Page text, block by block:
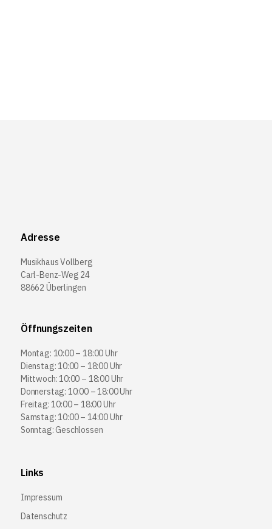
Adresse
Musikhaus Vollberg
Carl-Benz-Weg 24
88662 Überlingen
Öffnungszeiten
Montag: 10:00 – 18:00 Uhr
Dienstag: 10:00 – 18:00 Uhr
Mittwoch: 10:00 – 18:00 Uhr
Donnerstag: 10:00 – 18:00 Uhr
Freitag: 10:00 – 18:00 Uhr
Samstag: 10:00 – 14:00 Uhr
Sonntag: Geschlossen
Links
Impressum
Datenschutz